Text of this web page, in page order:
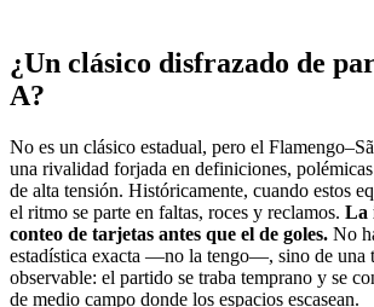
¿Un clásico disfrazado de
A?
No es un clásico estadual, pero el
una rivalidad forjada en definiciones,
de alta tensión. Históricamente, cuando estos
el ritmo se parte en faltas, roces y reclamos. La
conteo de tarjetas antes que el de goles. No
estadística exacta —no la tengo—, sino de una
observable: el partido se traba temprano y se
de medio campo donde los espacios escasean.